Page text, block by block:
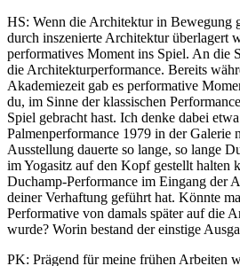
HS: Wenn die Architektur in Bewegung
durch inszenierte Architektur überlagert
performatives Moment ins Spiel. An die
die Architekturperformance. Bereits
Akademiezeit gab es performative
du, im Sinne der klassischen
Spiel gebracht hast. Ich denke dabei
Palmenperformance 1979 in der Galerie
Ausstellung dauerte so lange, so lange
im Yogasitz auf den Kopf gestellt halten
Duchamp-Performance im Eingang der
deiner Verhaftung geführt hat. Könnte
Performative von damals später auf die
wurde? Worin bestand der einstige
PK: Prägend für meine frühen Arbeiten